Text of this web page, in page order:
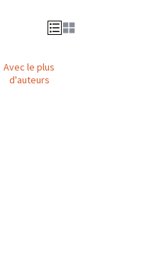
Avec le plus
d'auteurs